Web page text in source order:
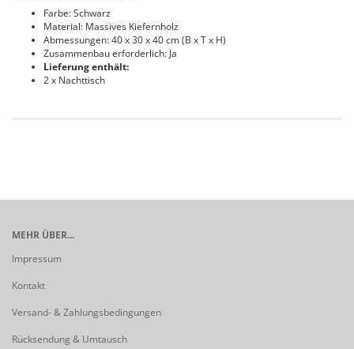
Farbe: Schwarz
Material: Massives Kiefernholz
Abmessungen: 40 x 30 x 40 cm (B x T x H)
Zusammenbau erforderlich: Ja
Lieferung enthält:
2 x Nachttisch
MEHR ÜBER...
Impressum
Kontakt
Versand- & Zahlungsbedingungen
Rücksendung & Umtausch